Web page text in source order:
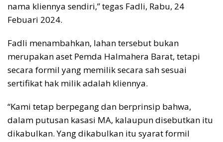
nama kliennya sendiri,” tegas Fadli, Rabu, 24
Febuari 2024.
Fadli menambahkan, lahan tersebut bukan
merupakan aset Pemda Halmahera Barat, tetapi
secara formil yang memilik secara sah sesuai
sertifikat hak milik adalah kliennya.
“Kami tetap berpegang dan berprinsip bahwa,
dalam putusan kasasi MA, kalaupun disebutkan itu
dikabulkan. Yang dikabulkan itu syarat formil